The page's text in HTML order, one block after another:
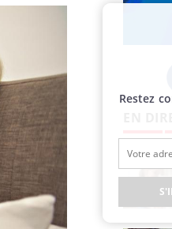
les caries pouvaient
disparaître sans
?
Restez